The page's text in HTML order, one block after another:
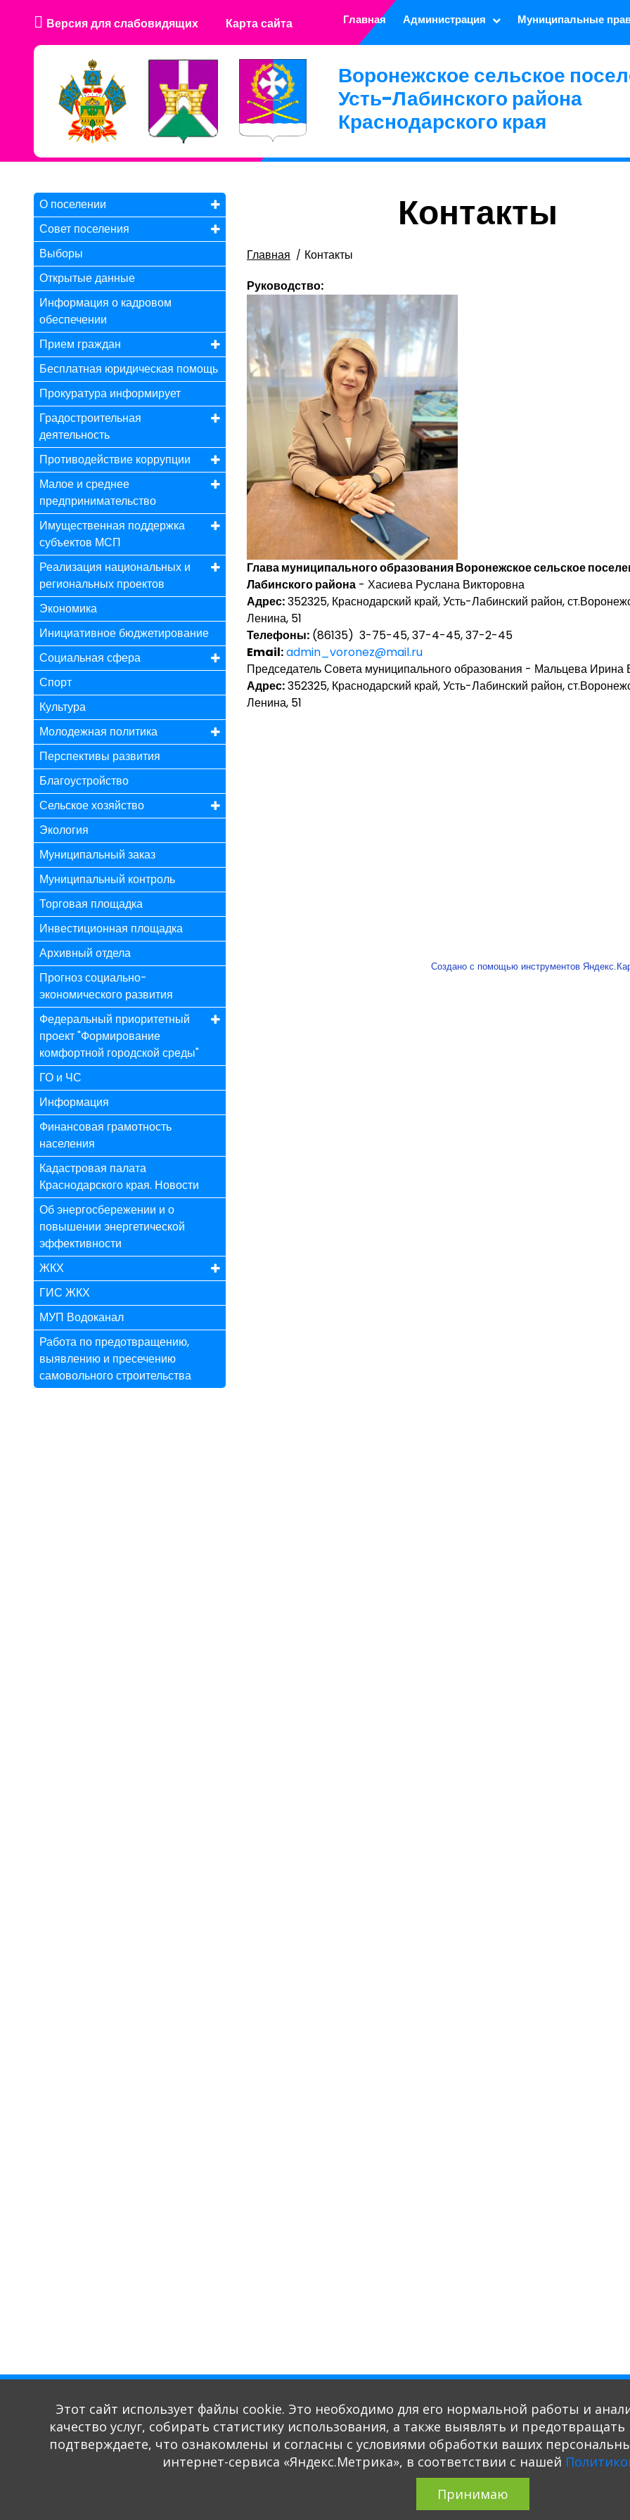
Версия для слабовидящих Карта сайта Главная Администрация Муниципальные
Воронежское сельское
Усть-Лабинского района
Краснодарского края
О поселении
Совет поселения
Выборы
Открытые данные
Информация о кадровом
обеспечении
Прием граждан
Бесплатная юридическая помощь
Прокуратура информирует
Градостроительная
деятельность
Противодействие коррупции
Малое и среднее
предпринимательство
Имущественная поддержка
субъектов МСП
Реализация национальных и
региональных проектов
Экономика
Инициативное бюджетирование
Социальная сфера
Спорт
Культура
Молодежная политика
Перспективы развития
Благоустройство
Сельское хозяйство
Экология
Муниципальный заказ
Муниципальный контроль
Торговая площадка
Инвестиционная площадка
Архивный отдела
Прогноз социально-
экономического развития
Федеральный приоритетный
проект "Формирование
комфортной городской среды"
ГО и ЧС
Информация
Финансовая грамотность
населения
Кадастровая палата
Краснодарского края. Новости
Об энергосбережении и о
повышении энергетической
эффективности
ЖКХ
ГИС ЖКХ
МУП Водоканал
Работа по предотвращению,
выявлению и пресечению
самовольного строительства
Контакты
Главная
Контакты
Руководство:
Глава муниципального образования Воронежское сельское
Лабинского района - Хасиева Руслана Викторовна
Адрес:352325, Краснодарский край, Усть-Лабинский район,
Ленина, 51
Телефоны: (86135) 3-75-45, 37-4-45, 37-2-45
Email:admin_voronez@mail.ru
Председатель Совета муниципального образования - Мальцева
Адрес:352325, Краснодарский край, Усть-Лабинский район,
Ленина, 51
Создано с помощью инструментов
Этот сайт использует файлы cookie. Это необходимо для его нормальной работы и
качество услуг, собирать статистику использования, а также выявлять и
подтверждаете, что ознакомлены и согласны с условиями обработки ваших
интернет-сервиса «Яндекс.Метрика», в соответствии с нашей
Принимаю